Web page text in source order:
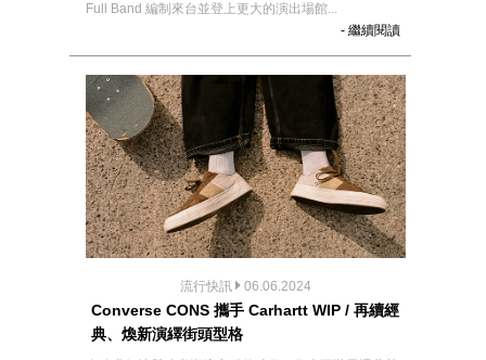
Full Band 編制來台並登上更大的演出場館...
- 繼續閱讀
流行快訊 06.06.2024
Converse CONS 攜手 Carhartt WIP / 再續經
典、煥新演繹街頭型格